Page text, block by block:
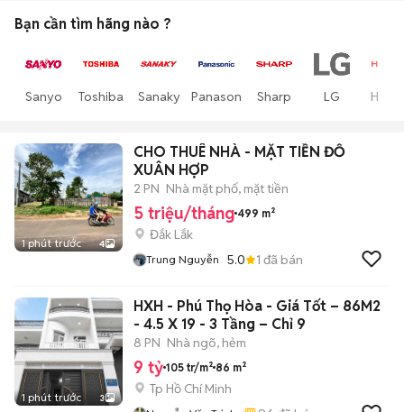
Bạn cần tìm hãng nào ?
Sanyo Toshiba Sanaky Panasonic Sharp LG
1 phút trước 4
CHO THUÊ NHÀ - MẶT TIỀN ĐỖ
XUÂN HỢP
2 PN Nhà mặt phố, mặt tiền
5 triệu/tháng 499 m²
Đắk Lắk
Trung Nguyễn 5.0 1 đã bán
1 phút trước 3
HXH - Phú Thọ Hòa - Giá Tốt – 86M2
- 4.5 X 19 - 3 Tầng – Chỉ 9
8 PN Nhà ngõ, hẻm
9 tỷ 105 tr/m² 86 m²
Tp Hồ Chí Minh